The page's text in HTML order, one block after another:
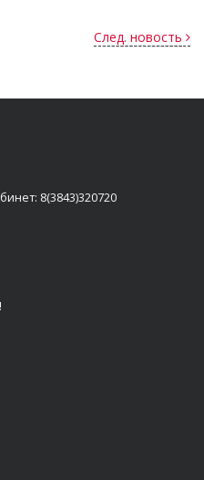
След. новость
8(3843)320720